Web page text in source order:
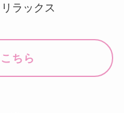
ラックス
ちら